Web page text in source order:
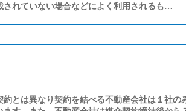
されていない場合などによく利用されるも…
とは異なり契約を結べる不動産会社は１社